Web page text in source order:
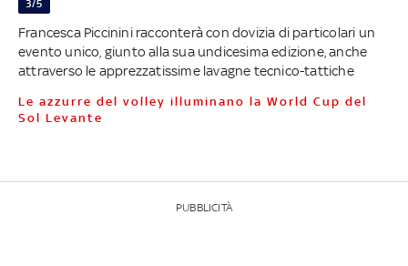
3/5
Francesca Piccinini racconterà con dovizia di particolari un
evento unico, giunto alla sua undicesima edizione, anche
attraverso le apprezzatissime lavagne tecnico-tattiche
Le azzurre del volley illuminano la World Cup del
Sol Levante
PUBBLICITÀ